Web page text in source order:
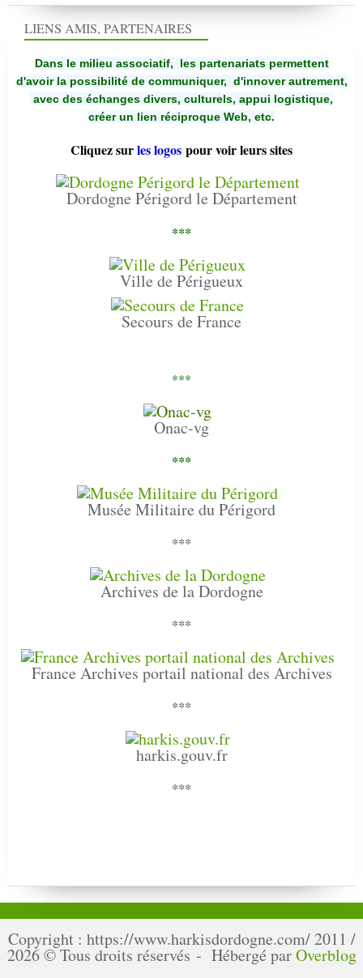
LIENS AMIS, PARTENAIRES
Dans le milieu associatif, les partenariats permettent
d'avoir la possibilité de communiquer, d'innover autrement,
avec des échanges divers, culturels, appui logistique,
créer un lien réciproque Web, etc.
Cliquez surles logos pour voir leurs sites
Dordogne Périgord le Département
***
Ville de Périgueux
Secours de France
***
Onac-vg
***
Musée Militaire du Périgord
***
Archives de la Dordogne
***
France Archives portail national des Archives
***
harkis.gouv.fr
***
Copyright : https://www.harkisdordogne.com/ 2011 /
2026 © Tous droits réservés - Hébergé parOverblog